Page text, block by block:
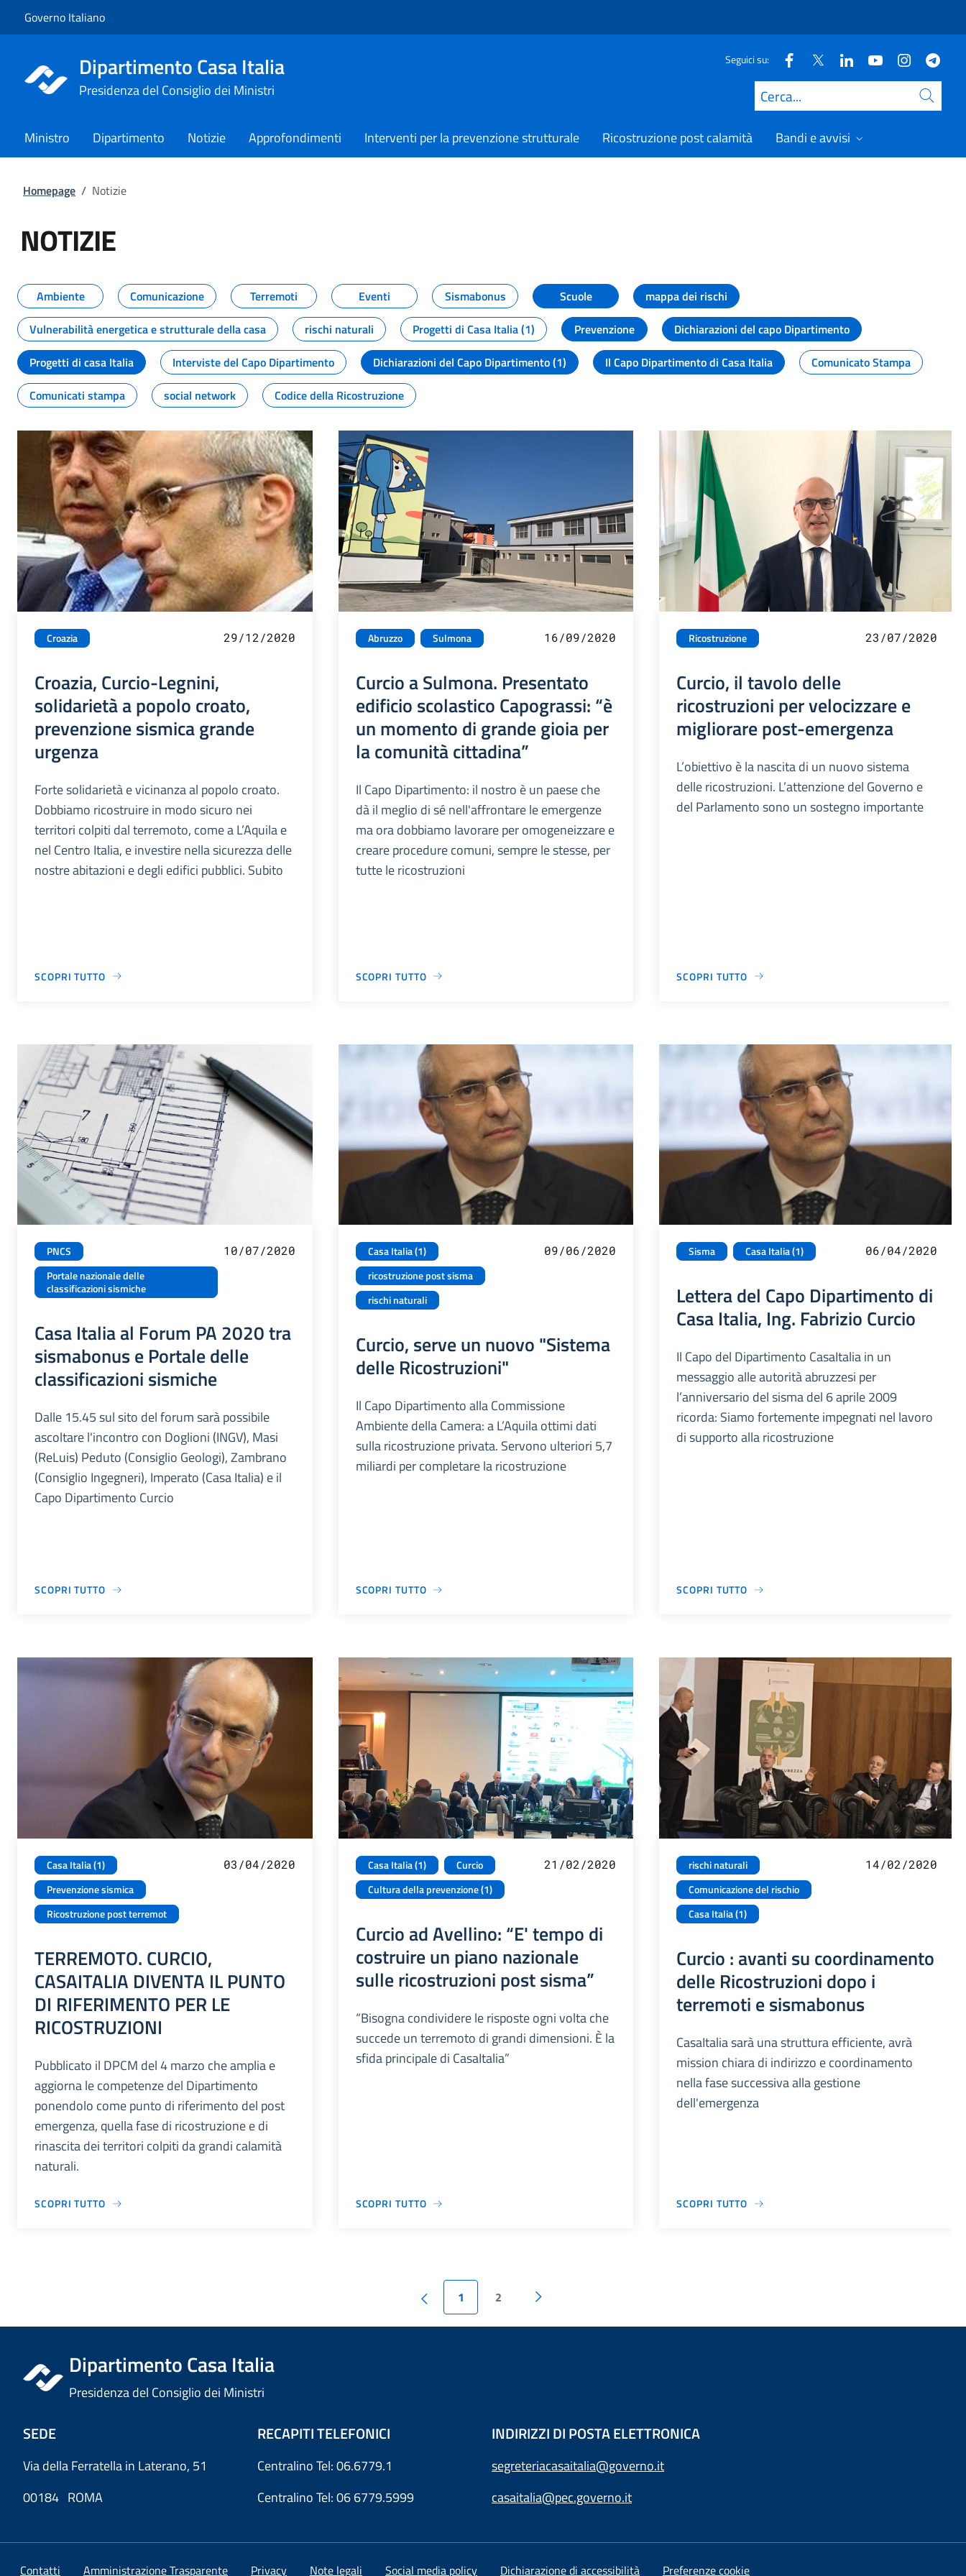
Governo Italiano
Dipartimento Casa Italia
Presidenza del Consiglio dei Ministri
Seguici su:
Cerca
Ministro Dipartimento Notizie Approfondimenti Interventi per la prevenzione strutturale Ricostruzione post calamità Bandi e avvisi
Homepage / Notizie
NOTIZIE
Tutti i contenuti della pagina NOTIZIE
Ambiente Comunicazione Terremoti Eventi Sismabonus Scuole
mappa dei rischi
Vulnerabilità energetica e strutturale della casa
rischi naturali Progetti di Casa Italia (1) Prevenzione
Dichiarazioni del capo Dipartimento
Progetti di casa Italia
Interviste del Capo Dipartimento Dichiarazioni del Capo Dipartimento (1) Il Capo Dipartimento di Casa Italia
Comunicato Stampa
Comunicati stampa
social network Codice della Ricostruzione
Croazia 29/12/2020
Croazia, Curcio-Legnini,
solidarietà a popolo croato,
prevenzione sismica grande
urgenza
Forte solidarietà e vicinanza al popolo croato.
Dobbiamo ricostruire in modo sicuro nei
territori colpiti dal terremoto, come a L’Aquila e
nel Centro Italia, e investire nella sicurezza delle
nostre abitazioni e degli edifici pubblici. Subito
SCOPRI TUTTO
Abruzzo Sulmona 16/09/2020
Curcio a Sulmona. Presentato
edificio scolastico Capograssi: “è
un momento di grande gioia per
la comunità cittadina”
Il Capo Dipartimento: il nostro è un paese che
dà il meglio di sé nell'affrontare le emergenze
ma ora dobbiamo lavorare per omogeneizzare e
creare procedure comuni, sempre le stesse, per
tutte le ricostruzioni
SCOPRI TUTTO
Ricostruzione 23/07/2020
Curcio, il tavolo delle
ricostruzioni per velocizzare e
migliorare post-emergenza
L’obiettivo è la nascita di un nuovo sistema
delle ricostruzioni. L’attenzione del Governo e
del Parlamento sono un sostegno importante
SCOPRI TUTTO
PNCS
Portale nazionale delle
classificazioni sismiche
10/07/2020
Casa Italia al Forum PA 2020 tra
sismabonus e Portale delle
classificazioni sismiche
Dalle 15.45 sul sito del forum sarà possibile
ascoltare l'incontro con Doglioni (INGV), Masi
(ReLuis) Peduto (Consiglio Geologi), Zambrano
(Consiglio Ingegneri), Imperato (Casa Italia) e il
Capo Dipartimento Curcio
SCOPRI TUTTO
Casa Italia (1)
ricostruzione post sisma
rischi naturali
09/06/2020
Curcio, serve un nuovo "Sistema
delle Ricostruzioni"
Il Capo Dipartimento alla Commissione
Ambiente della Camera: a L’Aquila ottimi dati
sulla ricostruzione privata. Servono ulteriori 5,7
miliardi per completare la ricostruzione
SCOPRI TUTTO
Sisma Casa Italia (1) 06/04/2020
Lettera del Capo Dipartimento di
Casa Italia, Ing. Fabrizio Curcio
Il Capo del Dipartimento CasaItalia in un
messaggio alle autorità abruzzesi per
l’anniversario del sisma del 6 aprile 2009
ricorda: Siamo fortemente impegnati nel lavoro
di supporto alla ricostruzione
SCOPRI TUTTO
Casa Italia (1)
Prevenzione sismica
Ricostruzione post terremot
03/04/2020
TERREMOTO. CURCIO,
CASAITALIA DIVENTA IL PUNTO
DI RIFERIMENTO PER LE
RICOSTRUZIONI
Pubblicato il DPCM del 4 marzo che amplia e
aggiorna le competenze del Dipartimento
ponendolo come punto di riferimento del post
emergenza, quella fase di ricostruzione e di
rinascita dei territori colpiti da grandi calamità
naturali.
SCOPRI TUTTO
Casa Italia (1)
Curcio
Cultura della prevenzione (1)
21/02/2020
Curcio ad Avellino: “E' tempo di
costruire un piano nazionale
sulle ricostruzioni post sisma”
“Bisogna condividere le risposte ogni volta che
succede un terremoto di grandi dimensioni. È la
sfida principale di CasaItalia”
SCOPRI TUTTO
rischi naturali
Comunicazione del rischio
Casa Italia (1)
14/02/2020
Curcio : avanti su coordinamento
delle Ricostruzioni dopo i
terremoti e sismabonus
CasaItalia sarà una struttura efficiente, avrà
mission chiara di indirizzo e coordinamento
nella fase successiva alla gestione
dell'emergenza
SCOPRI TUTTO
1 2
Dipartimento Casa Italia
Presidenza del Consiglio dei Ministri
SEDE
Via della Ferratella in Laterano, 51
00184 ROMA
RECAPITI TELEFONICI
Centralino Tel: 06.6779.1
Centralino Tel: 06 6779.5999
INDIRIZZI DI POSTA ELETTRONICA
segreteriacasaitalia@governo.it
casaitalia@pec.governo.it
Contatti Amministrazione Trasparente Privacy Note legali Social media policy Dichiarazione di accessibilità Preferenze cookie